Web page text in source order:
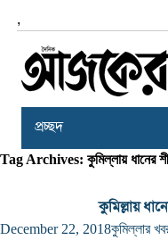
,
প্রচ্ছদ
Tag Archives: কুমিল্লায় ধানের
কুমিল্লায়
December 22, 2018কুমিল্লার